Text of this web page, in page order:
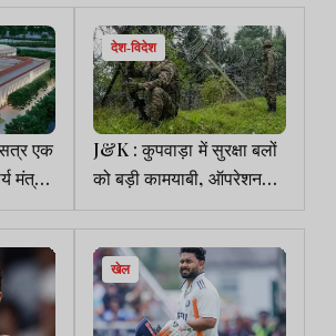
रजिस्ट्री
एक
मंत्री
देश-विदेश
J&K : कुपवाड़ा में सुरक्षा बलों
को बड़ी कामयाबी, ऑपरेशन
पिंपल में दो आतंकवादी ढेर
खेल